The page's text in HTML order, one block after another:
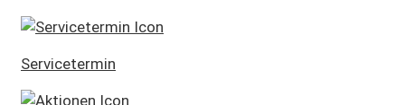
Servicetermin